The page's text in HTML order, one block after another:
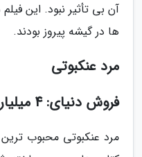
ها در گیشه پیروز بودند.
مرد عنکبوتی
فروش دنیای: 4 میلیارد و 858 میلیون دلار
مرد عنکبوتی محبوب